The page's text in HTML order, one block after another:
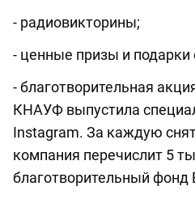
- радиовикторины;
- ценные призы и
- благотворительная
КНАУФ выпустила
Instagram. За каждую
компания перечислит 5
благотворительный фонд